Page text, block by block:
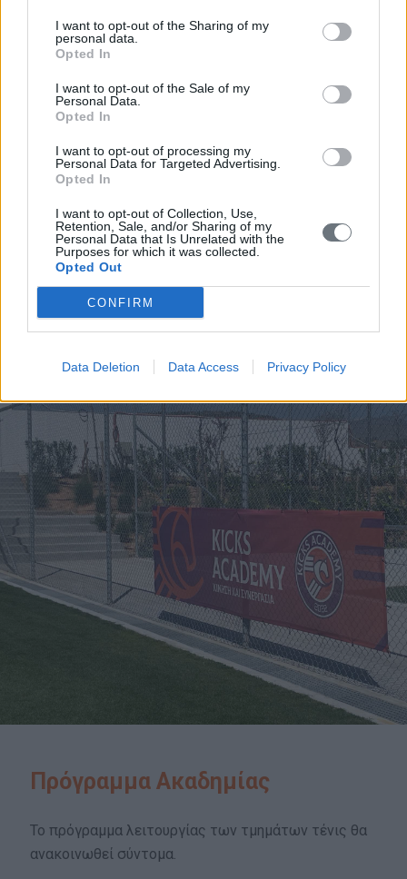
I want to opt-out of the Sharing of my
personal data.
Opted In
I want to opt-out of the Sale of my
Personal Data.
Opted In
I want to opt-out of processing my
Personal Data for Targeted Advertising.
Opted In
I want to opt-out of Collection, Use,
Retention, Sale, and/or Sharing of my
Personal Data that Is Unrelated with the
Purposes for which it was collected.
Opted Out
CONFIRM
Data Deletion Data Access Privacy Policy
Τμήματα
διεξάγονται καθημερινά βάση ετησίου
προγράμματος, στο Προπονητικό Κέντρο, υπό την
καθοδήγηση διπλωματούχων προπονητών,
παρουσία φυσιοθεραπευτή και υπό συνθήκες που
καλύπτουν την απόλυτη ασφάλεια των αθλητών.
ΠΕΡΙΣΣΌΤΕΡΑ
Πρόγραμμα Ακαδημίας
Το πρόγραμμα λειτουργίας των τμημάτων τένις θα
ανακοινωθεί σύντομα.